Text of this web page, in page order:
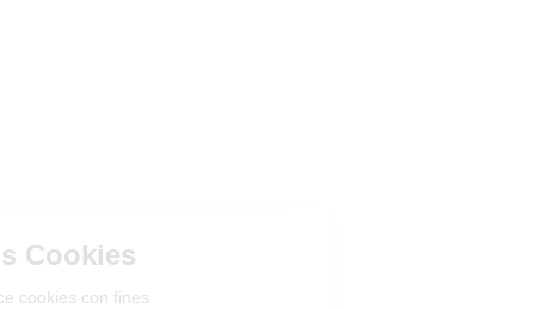
Gestión de los Cookies
¿Acepta que el sitio utilice cookies con fines